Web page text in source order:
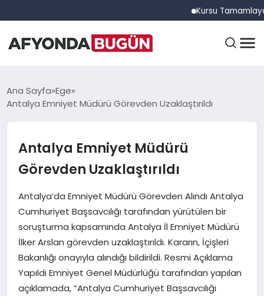
Kursu Tamamlayan
ANASAYFA
EĞITIM
EKONOMI
Ana Sayfa Ege
Antalya Emniyet Müdürü Görevden Uzaklaştırıldı
Antalya Emniyet Müdürü
Görevden Uzaklaştırıldı
Antalya’da Emniyet Müdürü Görevden Alındı Antalya
Cumhuriyet Başsavcılığı tarafından yürütülen bir
soruşturma kapsamında Antalya İl Emniyet Müdürü
İlker Arslan görevden uzaklaştırıldı. Kararın, İçişleri
Bakanlığı onayıyla alındığı bildirildi. Resmi Açıklama
Yapıldı Emniyet Genel Müdürlüğü tarafından yapılan
açıklamada, “Antalya Cumhuriyet Başsavcılığı